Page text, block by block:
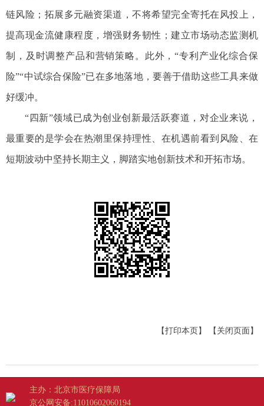
链风险；拓展多元融资渠道，不将希望完全寄托在风投上，
提高现金流健康程度，增强财务韧性；建立市场动态监测机
制，及时调整产品和营销策略。此外，“专利产业化综合保
险”“中试综合保险”已在多地落地，要善于借助这些工具来做
好缓冲。
“四新”领域已成为创业创新最活跃赛道，对企业来说，
最重要的是学会在热潮里保持理性、在机遇前看到风险、在
短期波动中坚持长期主义，脚踏实地创新技术和开拓市场。
【打印本页】 【关闭页面】
主办：北京市医疗保障局
京公网安备:11010602060194